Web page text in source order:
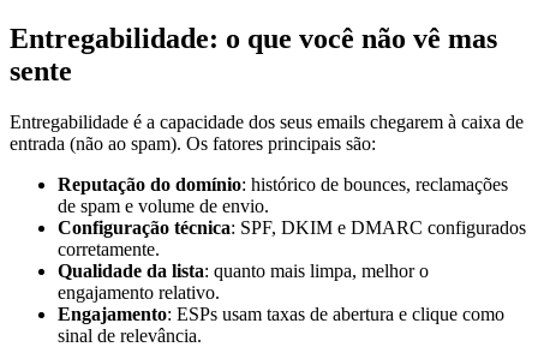
Entregabilidade: o que você não vê mas
sente
Entregabilidade é a capacidade dos seus emails chegarem à caixa de
entrada (não ao spam). Os fatores principais são:
Reputação do domínio: histórico de bounces, reclamações
de spam e volume de envio.
Configuração técnica: SPF, DKIM e DMARC configurados
corretamente.
Qualidade da lista: quanto mais limpa, melhor o
engajamento relativo.
Engajamento: ESPs usam taxas de abertura e clique como
sinal de relevância.